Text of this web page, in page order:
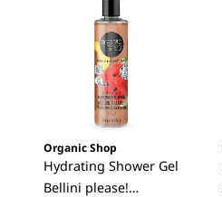
Organic Shop
Hydrating Shower Gel
Bellini please!